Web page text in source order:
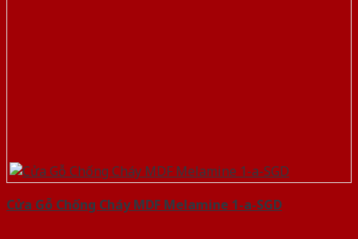
Cửa Gỗ Chống Cháy MDF Melamine 1-a-SGD